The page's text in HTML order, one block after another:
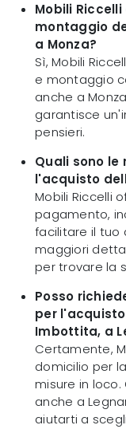
Mobili
montaggio
a Monza?
Sì, Mobili
e montaggio
anche a
garantisce
pensieri.
Quali sono
l'acquisto
Mobili Riccelli
pagamento,
facilitare il tuo
maggiori
per trovare la
Posso
per
Imbottita, a
Certamente,
domicilio per
misure in loco.
anche a
aiutarti a